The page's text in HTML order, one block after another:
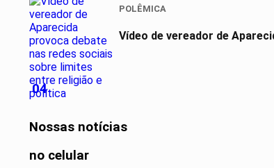
04
POLÊMICA
Vídeo de vereador de
Nossas notícias
no celular